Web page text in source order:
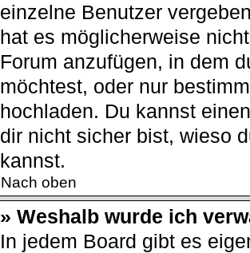
einzelne Benutzer
hat es möglicherweise
Forum anzufügen, in dem
möchtest, oder nur
hochladen. Du kannst
dir nicht sicher bist, wieso
kannst.
Nach oben
» Weshalb wurde ich
In jedem Board gibt es